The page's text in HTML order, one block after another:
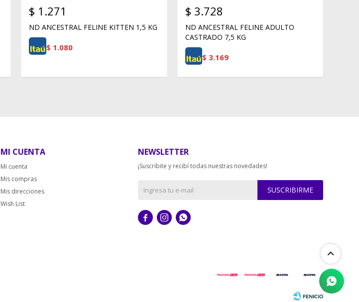
$ 1.271
ND ANCESTRAL FELINE KITTEN 1,5 KG
$ 1.080
$ 3.728
ND ANCESTRAL FELINE ADULTO
CASTRADO 7,5 KG
$ 3.169
MI CUENTA
Mi cuenta
Mis compras
Mis direcciones
Wish List
NEWSLETTER
¡Suscribite y recibí todas nuestras novedades!
SUSCRIBIRME
  